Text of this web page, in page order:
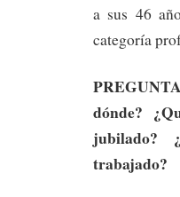
a sus 46
categoría
dónde?
jubilado?
trabajado?